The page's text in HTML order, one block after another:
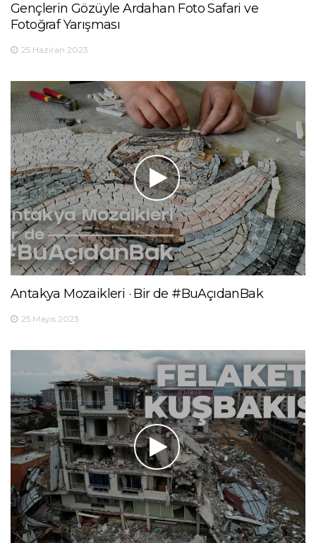
Gençlerin Gözüyle Ardahan Foto Safari ve
Fotoğraf Yarışması
25 Haziran 2023
Antakya Mozaikleri · Bir de #BuAçıdanBak
25 Mayıs 2023